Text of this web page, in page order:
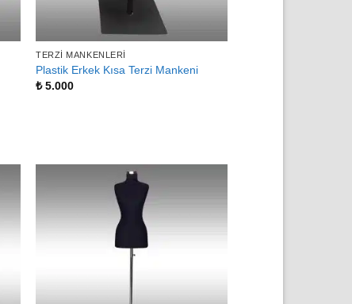
TERZI MANKENLERI
Plastik Erkek Kısa Terzi Mankeni
₺5.000